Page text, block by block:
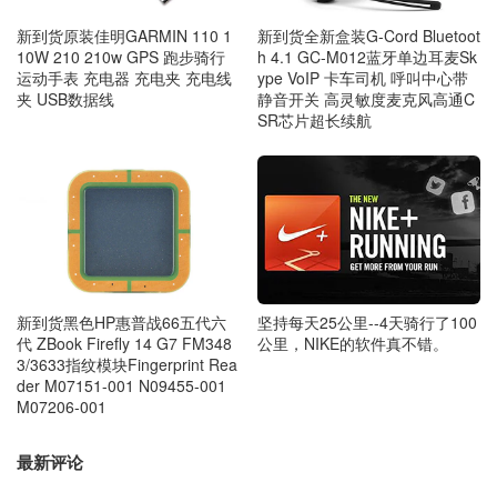
新到货原装佳明GARMIN 110 1
10W 210 210w GPS 跑步骑行
运动手表 充电器 充电夹 充电线
夹 USB数据线
新到货全新盒装G-Cord Bluetoot
h 4.1 GC-M012蓝牙单边耳麦Sk
ype VoIP 卡车司机 呼叫中心带
静音开关 高灵敏度麦克风高通C
SR芯片超长续航
新到货黑色HP惠普战66五代六
代 ZBook Firefly 14 G7 FM348
3/3633指纹模块Fingerprint Rea
der M07151-001 N09455-001
M07206-001
坚持每天25公里--4天骑行了100
公里，NIKE的软件真不错。
最新评论